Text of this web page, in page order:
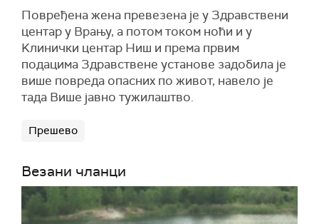
Повређена жена превезена је у Здравствени
центар у Врању, а потом током ноћи и у
Kлинички центар Ниш и према првим
подацима Здравствене установе задобила је
више повреда опасних по живот, навело је
тада Више јавно тужилаштво.
Прешево
Везани чланци